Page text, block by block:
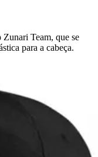
Team, que se
para a cabeça.